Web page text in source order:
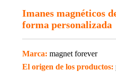
Imanes magnéticos
forma personalizada
Marca: magnet forever
El origen de los productos: